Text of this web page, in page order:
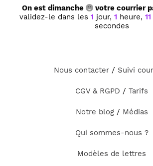
On est dimanche
votre courrier
validez-le dans les 1 jour, 1 heure, 11
secondes
Nous contacter/ Suivi
CGV & RGPD / Tarifs
Notre blog/ Médias
Qui sommes-nous ?
Modèles de lettres